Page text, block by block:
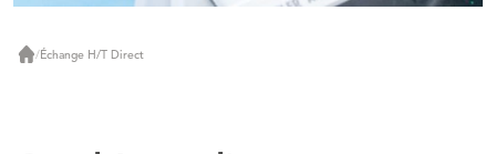
Accueil
/ Échange H/T Direct